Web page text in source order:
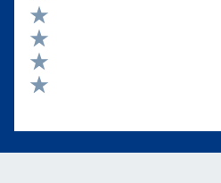
Valuta 5 stelle su 5
Valuta 4 stelle su 5
Valuta 3 stelle su 5
Valuta 2 stelle su 5